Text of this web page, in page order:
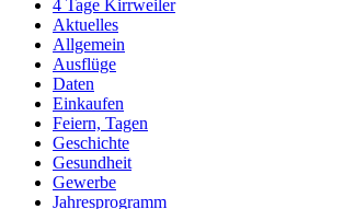
4 Tage Kirrweiler
Aktuelles
Allgemein
Ausflüge
Daten
Einkaufen
Feiern, Tagen
Geschichte
Gesundheit
Gewerbe
Jahresprogramm